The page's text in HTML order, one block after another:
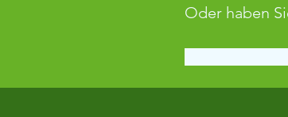
Vereinsfest 2025 -
Oder haben